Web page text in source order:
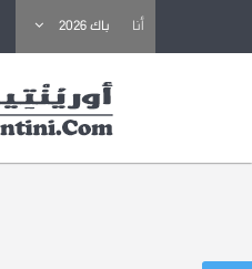
أنا باك 2026
باحث عن تكوين